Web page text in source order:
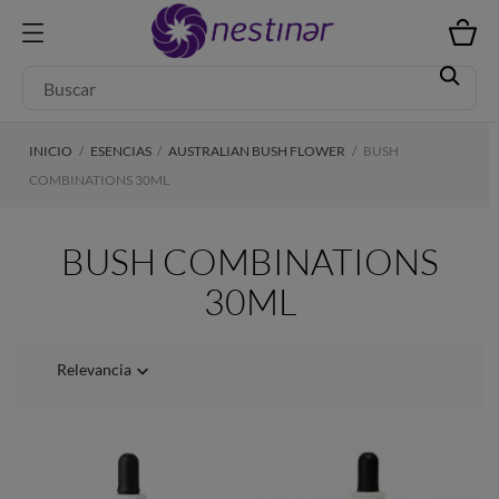
INICIO ESENCIAS AUSTRALIAN BUSH FLOWER
BUSH
COMBINATIONS 30ML
BUSH COMBINATIONS
30ML
Relevancia 